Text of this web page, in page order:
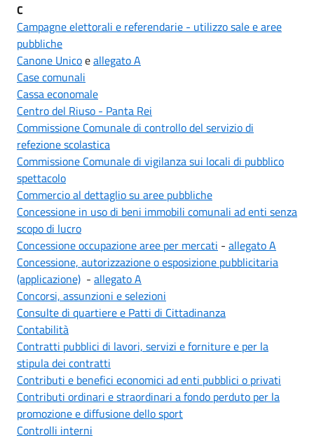
C
Campagne elettorali e referendarie - utilizzo sale e aree
pubbliche
Canone Unicoeallegato A
Case comunali
Cassa economale
Centro del Riuso - Panta Rei
Commissione Comunale di controllo del servizio di
refezione scolastica
Commissione Comunale di vigilanza sui locali di pubblico
spettacolo
Commercio al dettaglio su aree pubbliche
Concessione in uso di beni immobili comunali ad enti senza
scopo di lucro
Concessione occupazione aree per mercati - allegato A
Concessione, autorizzazione o esposizione pubblicitaria
(applicazione) - allegato A
Concorsi, assunzioni e selezioni
Consulte di quartiere e Patti di Cittadinanza
Contabilità
Contratti pubblici di lavori, servizi e forniture e per la
stipula dei contratti
Contributi e benefici economici ad enti pubblici o privati
Contributi ordinari e straordinari a fondo perduto per la
promozione e diffusione dello sport
Controlli interni